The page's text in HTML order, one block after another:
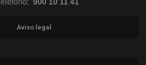
Teléfono: 900 10 11 41
Aviso legal